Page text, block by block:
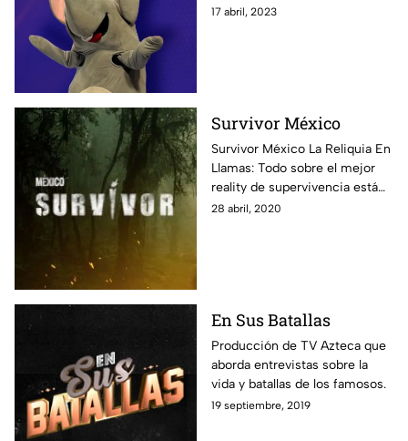
alrededor del mundo, además
17 abril, 2023
Survivor México
Survivor México La Reliquia En
Llamas: Todo sobre el mejor
reality de supervivencia está
aquí: fotos, notas y todos los
28 abril, 2020
En Sus Batallas
Producción de TV Azteca que
aborda entrevistas sobre la
vida y batallas de los famosos.
19 septiembre, 2019